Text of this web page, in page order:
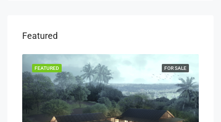
Featured
FOR SALE
FEATURED